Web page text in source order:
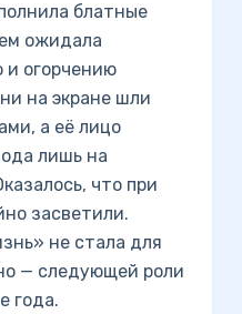
блатные
ожидала
и огорчению
на экране шли
а её лицо
лишь на
что при
засветили.
не стала для
— следующей роли
года.